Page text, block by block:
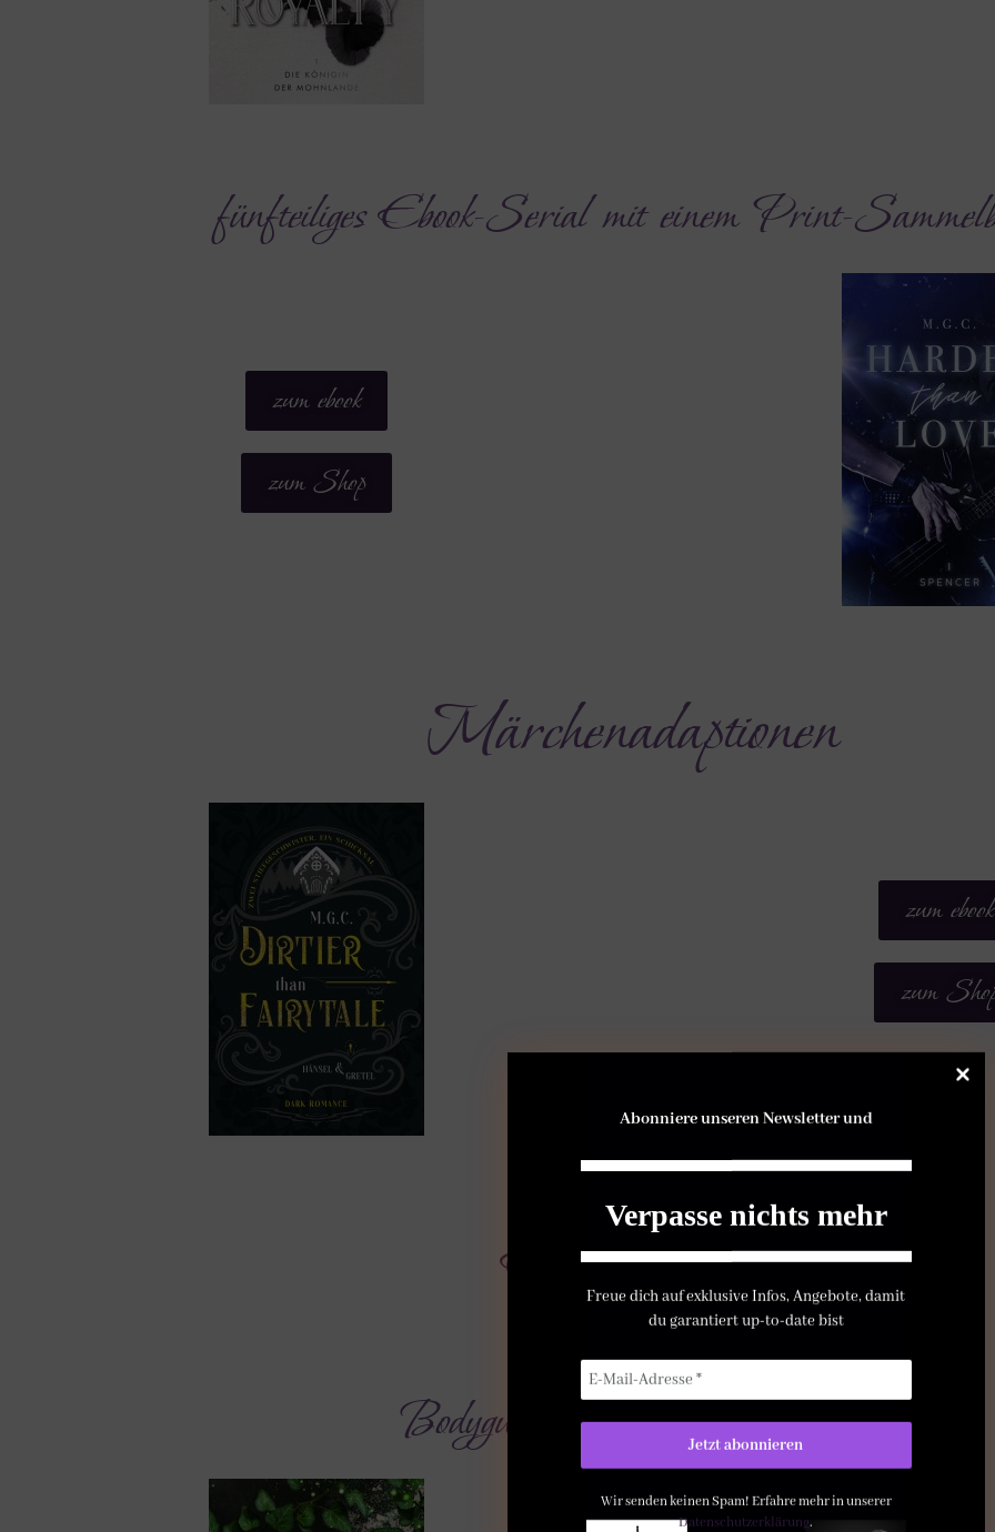
fünfteiliges Ebook-Serial mit einem Print-
zum ebook
zum Shop
Märchenadaptionen
zum ebook
zum
Einzelbände
Bodyguard meets Daddy Kink
Abonniere unseren Newsletter und
Verpasse nichts mehr
Freue dich auf exklusive Infos, Angebote, damit
du garantiert up-to-date bist
Wir senden keinen Spam! Erfahre mehr in unserer
Datenschutzerklärung.